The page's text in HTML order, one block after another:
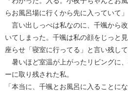
らお風呂場に行くから先に入っていて」
言い出しっぺは私なのに、千颯から
いてしまった。千颯は私の顔をじっと
座らせ「寝室に行ってる」と言い残して
暑いほど室温が上がったリビングに
ーに取り残された私。
「本当に、千颯とお風呂に入ることに